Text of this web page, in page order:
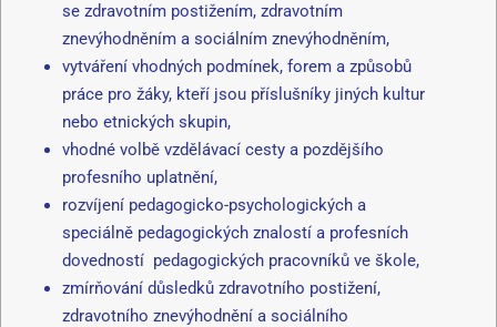
se zdravotním postižením, zdravotním
znevýhodněním a sociálním znevýhodněním,
vytváření vhodných podmínek, forem a způsobů
práce pro žáky, kteří jsou příslušníky jiných kultur
nebo etnických skupin,
vhodné volbě vzdělávací cesty a pozdějšího
profesního uplatnění,
rozvíjení pedagogicko-psychologických a
speciálně pedagogických znalostí a profesních
dovedností pedagogických pracovníků ve škole,
zmírňování důsledků zdravotního postižení,
zdravotního znevýhodnění a sociálního